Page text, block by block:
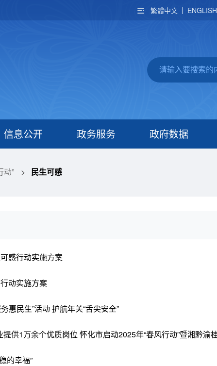
繁體中文 ENGLISH
信息公开 政务服务 政府数据
动” > 民生可感
感行动实施方案
动实施方案
惠民生”活动 护航年关“舌尖安全”
的幸福”